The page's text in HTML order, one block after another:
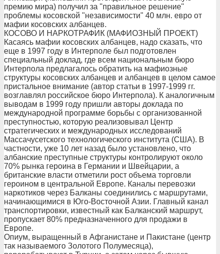
премию мира) получил за "правильное решение"
проблемы косовской "независимости" 40 млн. евро от
мафии косовских албанцев.
КОСОВО И НАРКОТРАФИК (МАФИОЗНЫЙ ПРОЕКТ)
Касаясь мафии косовских албанцев, надо сказать, что
еще в 1997 году в Интерполе был подготовлен
специальный доклад, где всем национальным бюро
Интерпола предлагалось обратить на мафиозные
структуры косовских албанцев и албанцев в целом самое
пристальное внимание (автор статьи в 1997-1999 гг.
возглавлял российское бюро Интерпола). К аналогичным
выводам в 1999 году пришли авторы доклада по
международной программе борьбы с организованной
преступностью, которую реализовывал Центр
стратегических и международных исследований
Массачусетского технологического института (США). В
частности, уже 10 лет назад было установлено, что
албанские преступные структуры контролируют около
70% рынка героина в Германии и Швейцарии, а
британские власти отметили рост объема торговли
героином в центральной Европе. Каналы перевозки
наркотиков через Балканы соединились с маршрутами,
начинающимися в Юго-Восточной Азии. Главный канал
транспортировки, известный как Балканский маршрут,
пропускает 80% предназначенного для продажи в
Европе.
Опиум, выращенный в Афганистане и Пакистане (центр
так называемого Золотого Полумесяца),